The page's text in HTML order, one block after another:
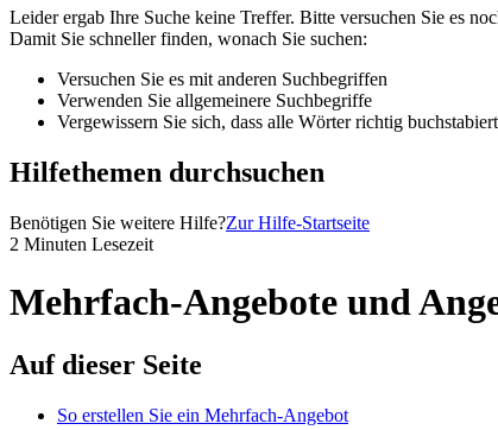
Leider ergab Ihre Suche keine Treffer. Bitte versuchen Sie es
Damit Sie schneller finden, wonach Sie suchen:
Versuchen Sie es mit anderen Suchbegriffen
Verwenden Sie allgemeinere Suchbegriffe
Vergewissern Sie sich, dass alle Wörter richtig
Hilfethemen durchsuchen
Benötigen Sie weitere Hilfe?Zur Hilfe-Startseite
2 Minuten Lesezeit
Mehrfach-Angebote und
Auf dieser Seite
So erstellen Sie ein Mehrfach-Angebot